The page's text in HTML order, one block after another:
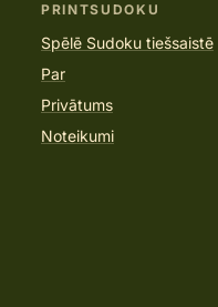
PRINTSUDOKU
Spēlē Sudoku tiešsaistē
Par
Privātums
Noteikumi